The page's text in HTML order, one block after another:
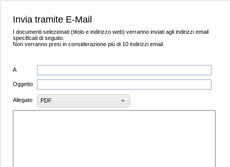
Invia tramite E-Mail
I documenti selezionati (titolo e indirizzo web) verranno inviati agli indirizzi email
specificati di seguito.
Non verranno presi in considerazione più di 10 indirizzi email.
A
Oggetto
Allegato PDF